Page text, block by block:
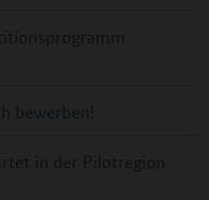
bewerben!
in der Pilotregion